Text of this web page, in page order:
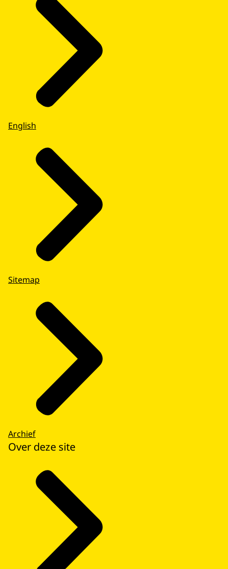
English
Sitemap
Archief
Over deze site